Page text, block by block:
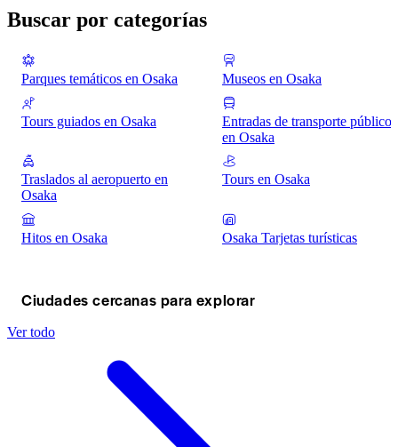
Buscar por categorías
Parques temáticos en Osaka Museos en Osaka
Tours guiados en Osaka
Entradas de transporte público
en Osaka
Traslados al aeropuerto en
Osaka
Tours en Osaka
Hitos en Osaka Osaka Tarjetas turísticas
Ciudades cercanas para explorar
Ver todo